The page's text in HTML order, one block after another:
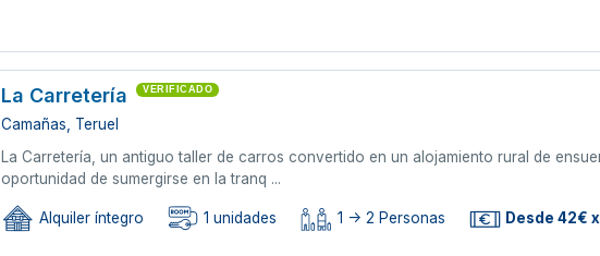
La Carretería VERIFICADO
Camañas, Teruel
La Carretería, un antiguo taller de carros convertido en un alojamiento rural de
oportunidad de sumergirse en la tranq ...
Alquiler íntegro 1 unidades 1 -> 2 Personas Desde 42€